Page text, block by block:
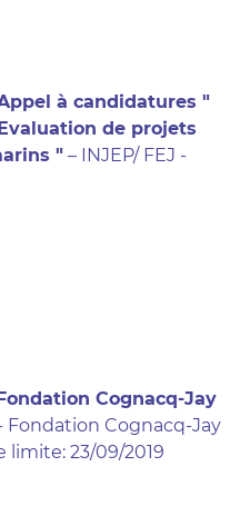
à candidatures "
de projets
"– INJEP/ FEJ -
Cognacq-Jay
Fondation Cognacq-Jay
limite: 23/09/2019